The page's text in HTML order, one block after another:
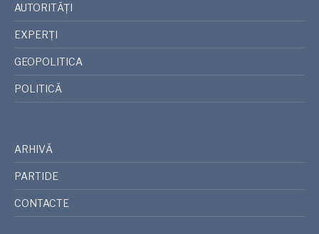
AUTORITĂȚI
EXPERȚI
GEOPOLITICA
POLITICĂ
ARHIVĂ
PARTIDE
CONTACTE